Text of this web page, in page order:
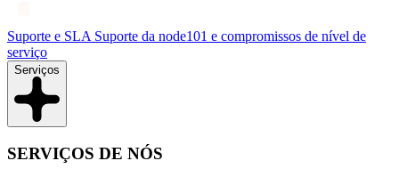
Suporte e SLA Suporte da node101 e compromissos de nível de
serviço
Serviços
SERVIÇOS DE NÓS